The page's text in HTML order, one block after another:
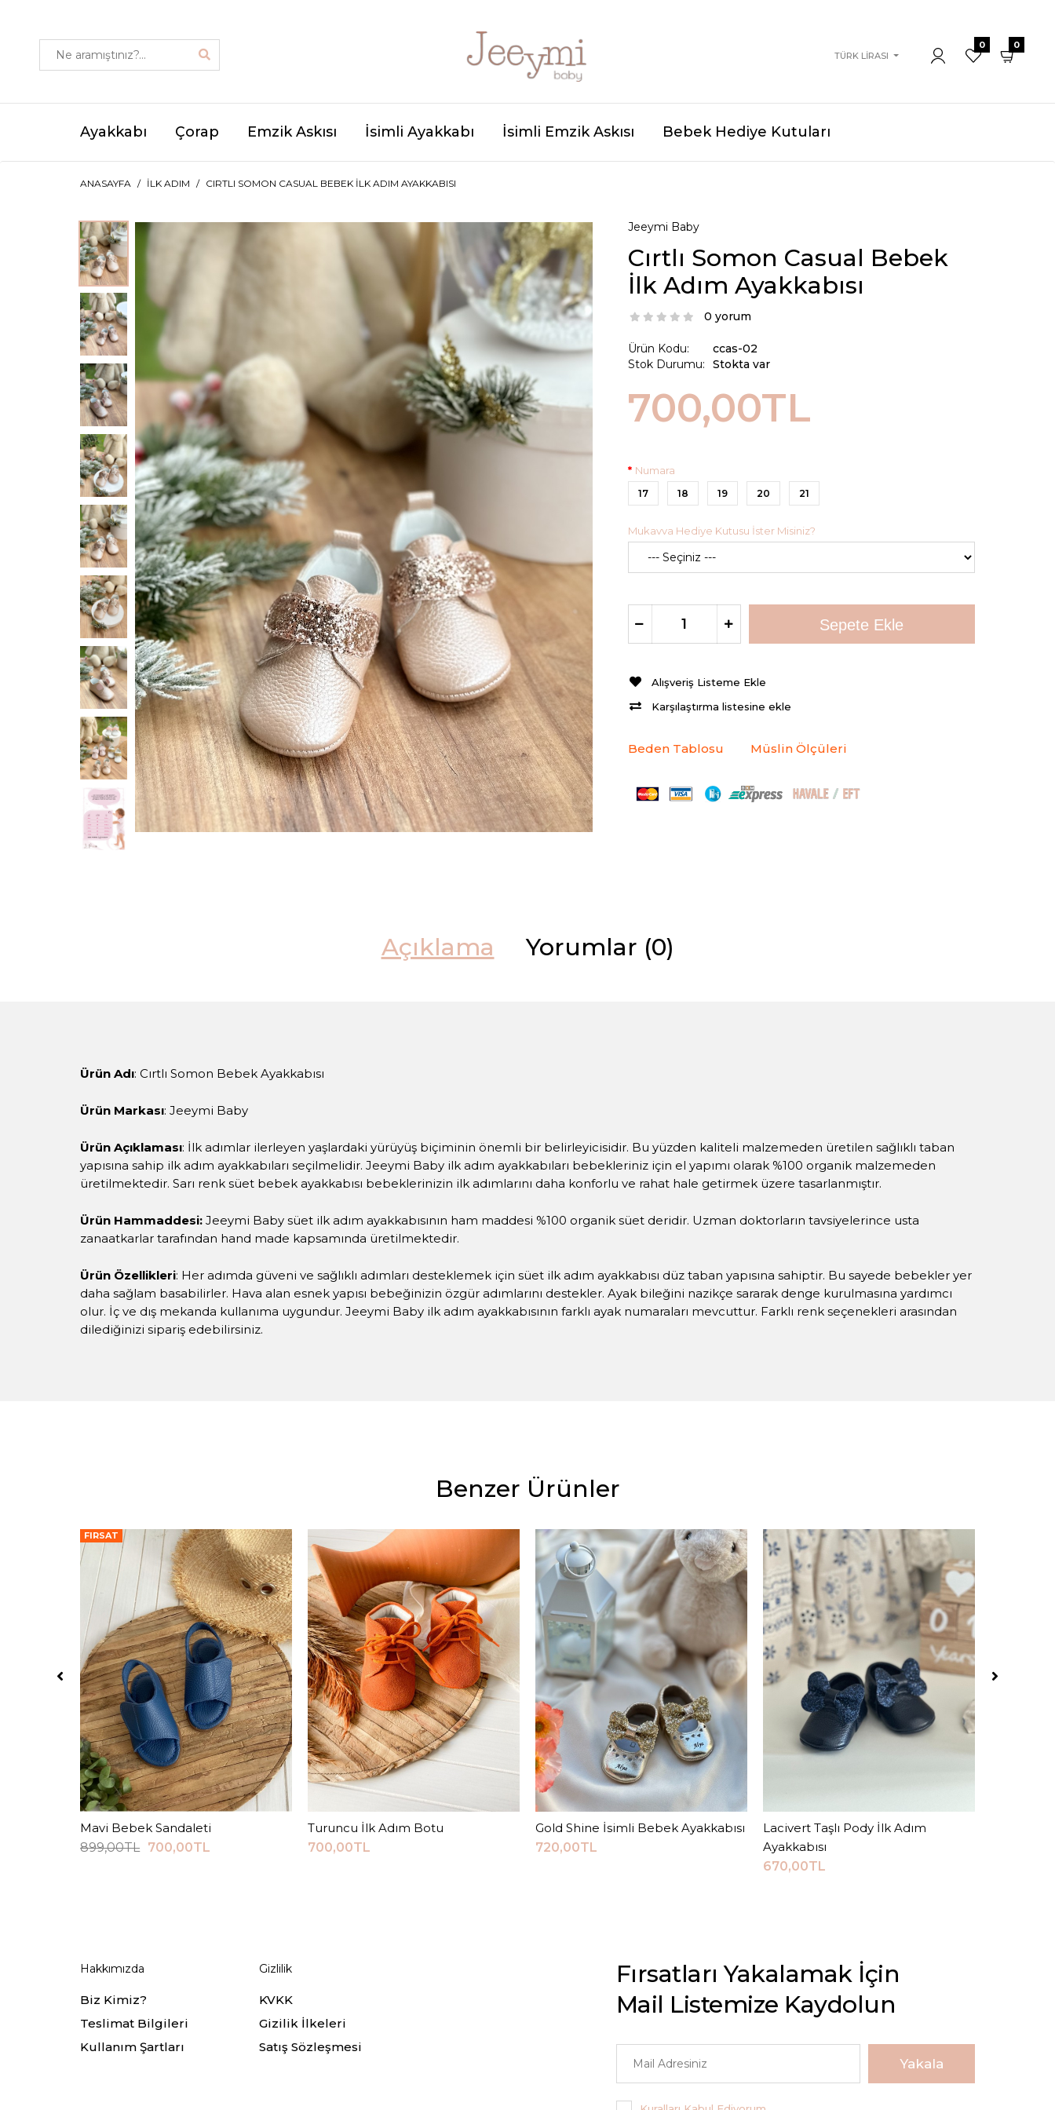
TÜRK LIRASI
0 0
Ayakkabı Çorap Emzik Askısı İsimli Ayakkabı İsimli Emzik Askısı Bebek Hediye Kutuları
ANASAYFA İLK ADIM CIRTLI SOMON CASUAL BEBEK İLK ADIM AYAKKABISI
Jeeymi Baby
Cırtlı Somon Casual Bebek
İlk Adım Ayakkabısı
0 yorum
Ürün Kodu:
Stok Durumu:
ccas-02
Stokta var
700,00TL
Numara
17 18 19 20 21
Mukavva Hediye Kutusu İster Misiniz?
Alışveriş Listeme Ekle
Karşılaştırma listesine ekle
Beden Tablosu Müslin Ölçüleri
Açıklama Yorumlar (0)
Ürün Adı: Cırtlı Somon Bebek Ayakkabısı
Ürün Markası: Jeeymi Baby
Ürün Açıklaması: İlk adımlar ilerleyen yaşlardaki yürüyüş biçiminin önemli bir belirleyicisidir. Bu yüzden kaliteli malzemeden üretilen sağlıklı taban
yapısına sahip ilk adım ayakkabıları seçilmelidir. Jeeymi Baby ilk adım ayakkabıları bebekleriniz için el yapımı olarak %100 organik malzemeden
üretilmektedir. Sarı renk süet bebek ayakkabısı bebeklerinizin ilk adımlarını daha konforlu ve rahat hale getirmek üzere tasarlanmıştır.
Ürün Hammaddesi: Jeeymi Baby süet ilk adım ayakkabısının ham maddesi %100 organik süet deridir. Uzman doktorların tavsiyelerince usta
zanaatkarlar tarafından hand made kapsamında üretilmektedir.
Ürün Özellikleri: Her adımda güveni ve sağlıklı adımları desteklemek için süet ilk adım ayakkabısı düz taban yapısına sahiptir. Bu sayede bebekler yer
daha sağlam basabilirler. Hava alan esnek yapısı bebeğinizin özgür adımlarını destekler. Ayak bileğini nazikçe sararak denge kurulmasına yardımcı
olur. İç ve dış mekanda kullanıma uygundur. Jeeymi Baby ilk adım ayakkabısının farklı ayak numaraları mevcuttur. Farklı renk seçenekleri arasından
dilediğinizi sipariş edebilirsiniz.
Benzer Ürünler
FIRSAT
Sepete Ekle
Mavi Bebek Sandaleti
899,00TL 700,00TL
Sepete Ekle
Turuncu İlk Adım Botu
700,00TL
Sepete Ekle
Gold Shine İsimli Bebek Ayakkabısı
720,00TL
Sepete Ekle
Lacivert Taşlı Pody İlk Adım
Ayakkabısı
670,00TL
Hakkımızda
Biz Kimiz?
Teslimat Bilgileri
Kullanım Şartları
Gizlilik
KVKK
Gizilik İlkeleri
Satış Sözleşmesi
Fırsatları Yakalamak İçin
Mail Listemize Kaydolun
Yakala